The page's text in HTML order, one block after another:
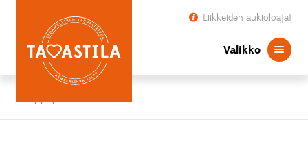
Liikkeiden aukioloajat
Valikko